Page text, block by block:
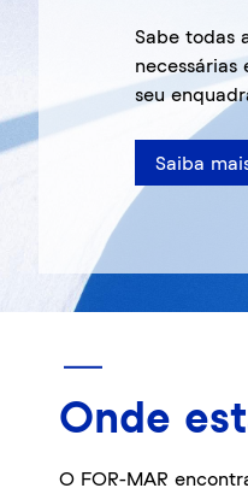
Sabe todas
necessárias
seu
Saiba
Onde
O FOR-MAR